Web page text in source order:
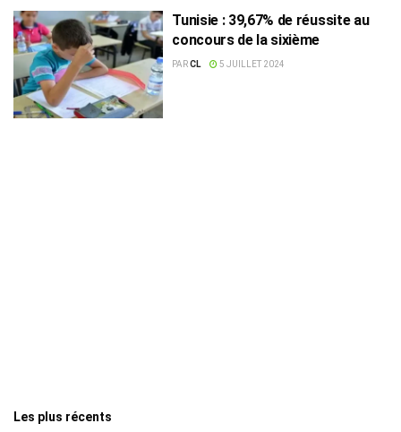
Tunisie : 39,67% de réussite au
concours de la sixième
PARCL 5 JUILLET 2024
Les plus récents